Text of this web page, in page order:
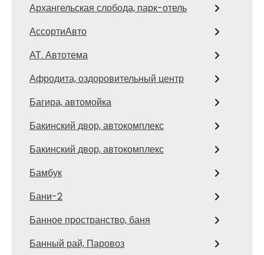
Архангельская слобода, парк-отель
АссортиАвто
АТ. Автотема
Афродита, оздоровительный центр
Багира, автомойка
Бакинский двор, автокомплекс
Бакинский двор, автокомплекс
Бамбук
Бани-2
Банное пространство, баня
Банный рай, Паровоз